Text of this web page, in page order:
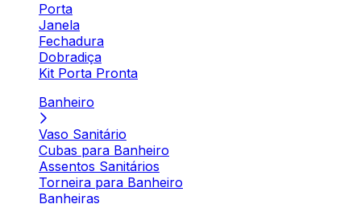
Porta
Janela
Fechadura
Dobradiça
Kit Porta Pronta
Banheiro
Vaso Sanitário
Cubas para Banheiro
Assentos Sanitários
Torneira para Banheiro
Banheiras